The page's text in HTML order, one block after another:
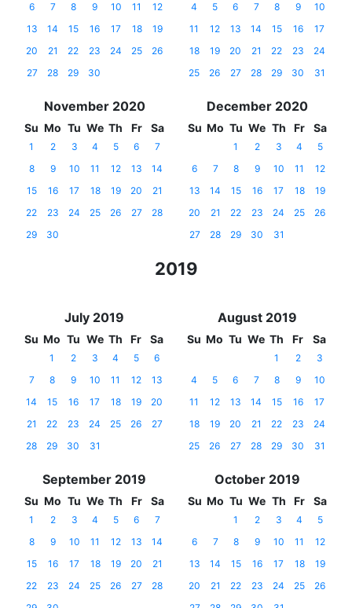
6
7 8 9 10 11
12
13
14 15 16 17 18
19
20
21 22 23 24 25
26
27
28 29 30
4
5 6 7 8 9
10
11
12 13 14 15 16
17
18
19 20 21 22 23
24
25
26 27 28 29 30 31
November 2020
Su Mo Tu We Th Fr Sa
1 2 3 4 5 6
7
8
9 10 11 12 13
14
15
16 17 18 19 20
21
22
23 24 25 26 27
28
29
30
December 2020
Su Mo Tu We Th Fr Sa
1 2 3 4
5
6
7 8 9 10 11
12
13
14 15 16 17 18
19
20
21 22 23 24 25
26
27
28 29 30 31
2019
July 2019
Su Mo Tu We Th Fr Sa
1 2 3 4 5
6
7
8 9 10 11 12
13
14
15 16 17 18 19
20
21
22 23 24 25 26
27
28
29 30 31
August 2019
Su Mo Tu We Th Fr Sa
1 2
3
4
5 6 7 8 9
10
11
12 13 14 15 16
17
18
19 20 21 22 23
24
25
26 27 28 29 30 31
September 2019
Su Mo Tu We Th Fr Sa
1 2 3 4 5 6
7
8
9 10 11 12 13
14
15
16 17 18 19 20
21
22
23 24 25 26 27
28
October 2019
Su Mo Tu We Th Fr Sa
1 2 3 4
5
6
7 8 9 10 11
12
13
14 15 16 17 18
19
20
21 22 23 24 25
26